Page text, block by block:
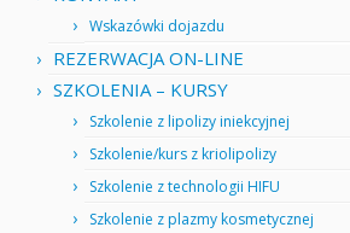
Wskazówki dojazdu
REZERWACJA ON-LINE
SZKOLENIA – KURSY
Szkolenie z lipolizy iniekcyjnej
Szkolenie/kurs z kriolipolizy
Szkolenie z technologii HIFU
Szkolenie z plazmy kosmetycznej